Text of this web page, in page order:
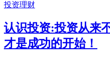
投资理财
认识投资:投资从来
才是成功的开始！